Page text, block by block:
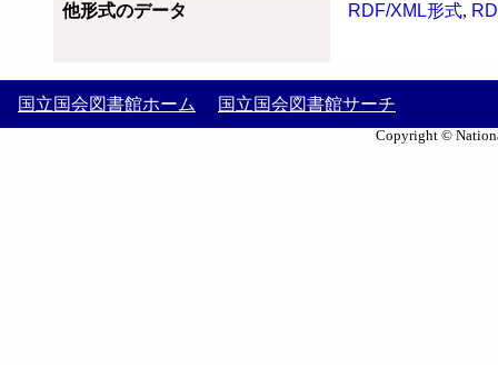
他形式のデータ RDF/XML形式,
国立国会図書館ホーム 国立国会図書館サーチ
Copyright ©